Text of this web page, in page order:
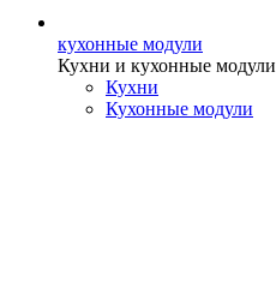
кухонные модули
Кухни и кухонные модули
Кухни
Кухонные модули